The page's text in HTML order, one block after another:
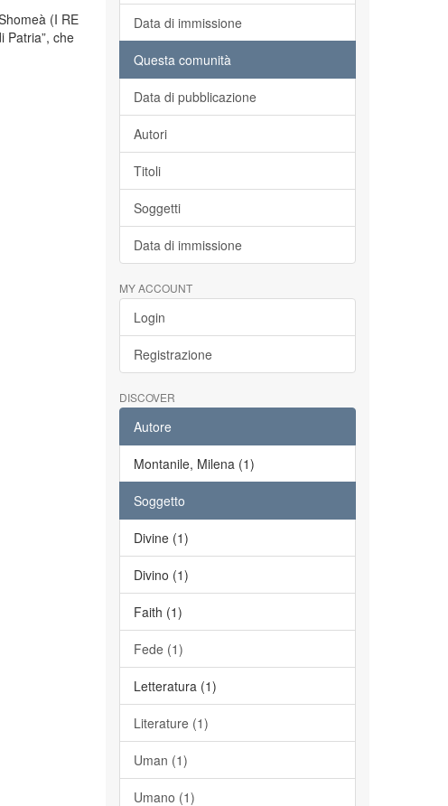
(I RE
Patria”, che
Data di immissione
Questa comunità
Data di pubblicazione
Autori
Titoli
Soggetti
Data di immissione
MY ACCOUNT
Login
Registrazione
DISCOVER
Autore
Montanile, Milena (1)
Soggetto
Divine (1)
Divino (1)
Faith (1)
Fede (1)
Letteratura (1)
Literature (1)
Uman (1)
Umano (1)